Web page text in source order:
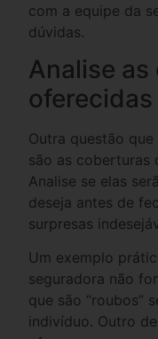
com a equipe da
dúvidas.
Analise
oferecidas
Outra questão
são as coberturas
Analise se elas
deseja antes de
surpresas
Um exemplo
seguradora não
que são “roubos”
indivíduo. Outro